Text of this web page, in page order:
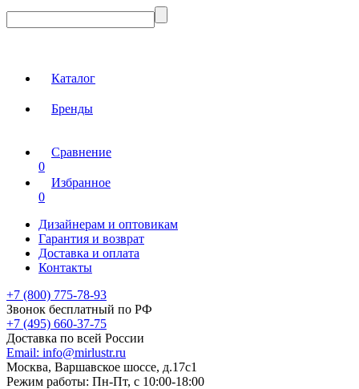
Каталог
Бренды
Сравнение
0
Избранное
0
Дизайнерам и оптовикам
Гарантия и возврат
Доставка и оплата
Контакты
+7 (800) 775-78-93
Звонок бесплатный по РФ
+7 (495) 660-37-75
Доставка по всей России
Email: info@mirlustr.ru
Москва, Варшавское шоссе, д.17c1
Режим работы: Пн-Пт, с 10:00-18:00